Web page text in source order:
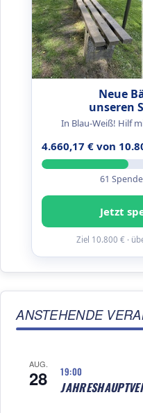
Neue
unseren
In Blau-Weiß! Hilf
4.660,17 € von
61
Jetzt
Ziel 10.800 € ·
ANSTEHENDE
AUG.
28 19:00